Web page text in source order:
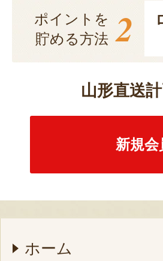
ポイントを
貯める方法 2
山形直送
新規
ホーム